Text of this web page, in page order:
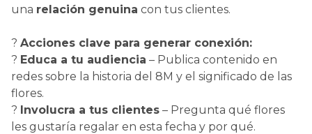
una relación genuina con tus clientes.
? Acciones clave para generar conexión:
? Educa a tu audiencia – Publica contenido en
redes sobre la historia del 8M y el significado de las
flores.
? Involucra a tus clientes – Pregunta qué flores
les gustaría regalar en esta fecha y por qué.